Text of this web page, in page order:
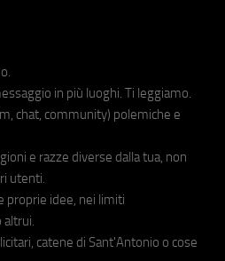
in più luoghi. Ti leggiamo.
chat, community) polemiche e
e razze diverse dalla tua, non
utenti.
proprie idee, nei limiti
altrui.
catene di Sant'Antonio o cose